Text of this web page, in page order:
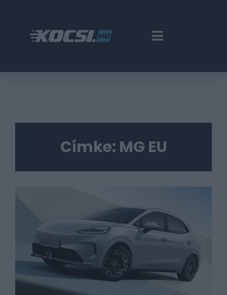
Címke: MG EU